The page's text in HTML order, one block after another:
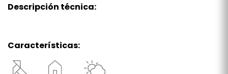
Descripción técnica:
Características: